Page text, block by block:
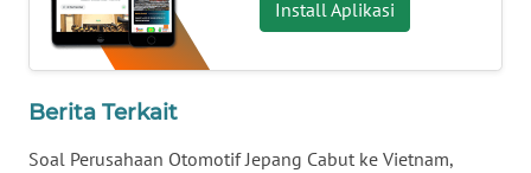
Install Aplikasi
Berita Terkait
Soal Perusahaan Otomotif Jepang Cabut ke Vietnam,
WN
WN